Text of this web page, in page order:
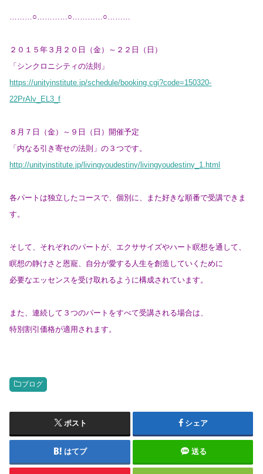
………○…………○…………○………
２０１５年３月２０日（金）～２２日（日）
「シンクロニシティの法則」
https://unityinstitute.jp/schedule/booking.cgi?code=150320-
22PrAlv_EL3_f
８月７日（金）～９日（日）開催予定
「内なる引き寄せの法則」の３つです。
http://unityinstitute.jp/livingyoudestiny/livingyoudestiny_1.html
各パートは独立したコースで、個別に、また好きな順番で受講できま
す。
そして、それぞれのパートが、エクササイズやハート瞑想を通して、
瞑想の静けさと恩寵、自分が愛する人生を創造していくために
必要なエッセンスを受け取れるように構成されています。
また、連続して３つのパートをすべて受講される場合は、
特別割引価格が適用されます。
ブログ
ポスト シェア
はてブ 送る